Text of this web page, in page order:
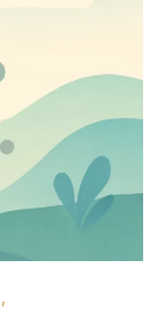
,